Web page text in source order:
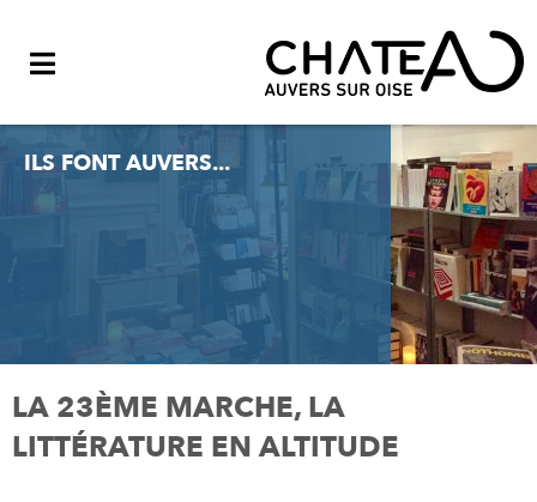
ILS FONT AUVERS...
LA 23ÈME MARCHE, LA
LITTÉRATURE EN ALTITUDE